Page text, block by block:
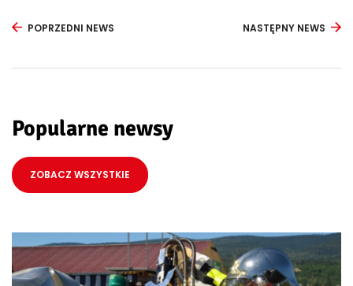
POPRZEDNI NEWS NASTĘPNY NEWS
Popularne newsy
ZOBACZ WSZYSTKIE